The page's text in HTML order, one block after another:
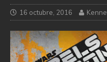
16 octubre, 2016